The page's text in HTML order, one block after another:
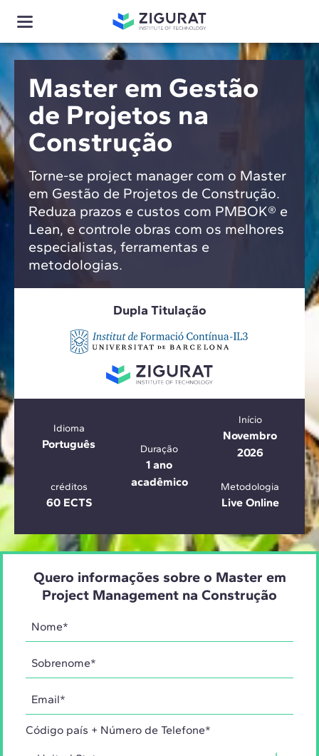
Master em Gestão
de Projetos na
Construção
Torne-se project manager com o Master
em Gestão de Projetos de Construção.
Reduza prazos e custos com PMBOK® e
Lean, e controle obras com os melhores
especialistas, ferramentas e
metodologias.
Dupla Titulação
Idioma
Português Duração
1 ano
acadêmico
Início
Novembro
2026
créditos
60 ECTS
Metodologia
Live Online
Quero informações sobre o Master em
Project Management na Construção
Código país + Número de Telefone*